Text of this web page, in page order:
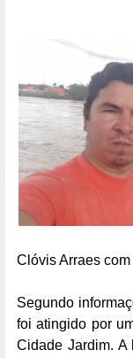
Clóvis Arraes
Segundo
foi atingido por
Cidade Jardim.